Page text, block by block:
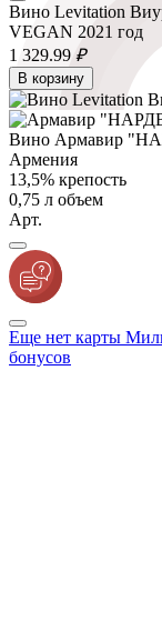
Вино Levitation
VEGAN 2021 год
1 329.99 ₽
В корзину
Вино Армавир
Армения
13,5% крепость
0,75 л объем
Арт.
Еще нет карты
бонусов